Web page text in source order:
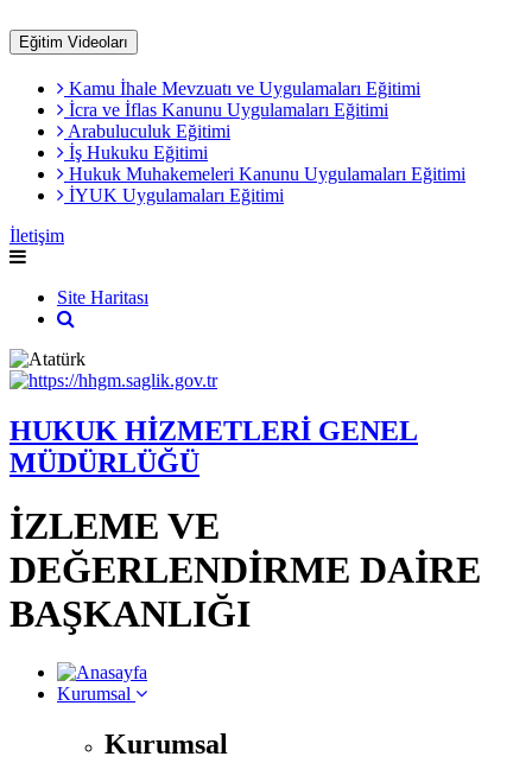
Eğitim Videoları
Kamu İhale Mevzuatı ve Uygulamaları Eğitimi
İcra ve İflas Kanunu Uygulamaları Eğitimi
Arabuluculuk Eğitimi
İş Hukuku Eğitimi
Hukuk Muhakemeleri Kanunu Uygulamaları Eğitimi
İYUK Uygulamaları Eğitimi
İletişim
Site Haritası
HUKUK HİZMETLERİ GENEL
MÜDÜRLÜĞÜ
İZLEME VE
DEĞERLENDİRME DAİRE
BAŞKANLIĞI
Kurumsal
Kurumsal